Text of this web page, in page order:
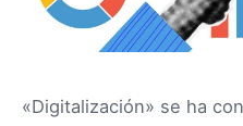
«Digitalización» se ha